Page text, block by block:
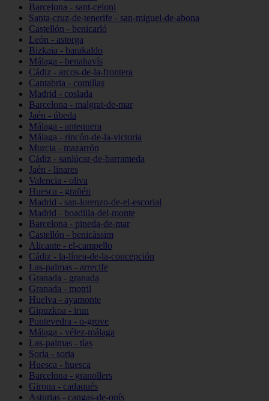
Barcelona - sant-celoni
Santa-cruz-de-tenerife - san-miguel-de-abona
Castellón - benicarló
León - astorga
Bizkaia - barakaldo
Málaga - benahavís
Cádiz - arcos-de-la-frontera
Cantabria - comillas
Madrid - coslada
Barcelona - malgrat-de-mar
Jaén - úbeda
Málaga - antequera
Málaga - rincón-de-la-victoria
Murcia - mazarrón
Cádiz - sanlúcar-de-barrameda
Jaén - linares
Valencia - oliva
Huesca - grañén
Madrid - san-lorenzo-de-el-escorial
Madrid - boadilla-del-monte
Barcelona - pineda-de-mar
Castellón - benicàssim
Alicante - el-campello
Cádiz - la-línea-de-la-concepción
Las-palmas - arrecife
Granada - granada
Granada - motril
Huelva - ayamonte
Gipuzkoa - irun
Pontevedra - o-grove
Málaga - vélez-málaga
Las-palmas - tías
Soria - soria
Huesca - huesca
Barcelona - granollers
Girona - cadaqués
Asturias - cangas-de-onís